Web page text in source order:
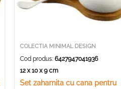
COLECTIA MINIMAL DESIGN
Cod produs:6427947041936
12 x 10 x 9 cm
Set zaharnita cu cana pentru